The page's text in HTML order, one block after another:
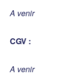
A venir
CGV :
A venir